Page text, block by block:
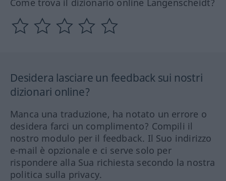
Desidera lasciare un feedback sui nostri
dizionari online?
Manca una traduzione, ha notato un errore o
desidera farci un complimento? Compili il
nostro modulo per il feedback. Il Suo indirizzo
e-mail è opzionale e ci serve solo per
rispondere alla Sua richiesta secondo la nostra
politica sulla privacy.